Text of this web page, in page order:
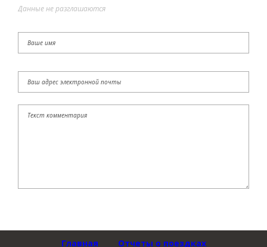
Данные не разглашаются
Главная Отчеты о поездках